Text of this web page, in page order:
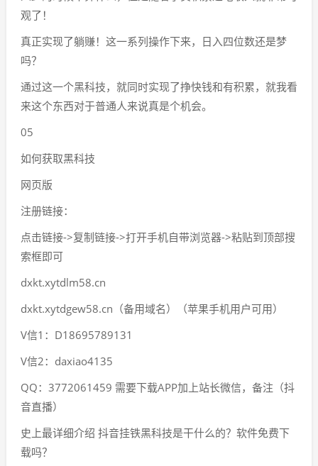
观了！
真正实现了躺赚！这一系列操作下来，日入四位数还是梦
吗？
通过这一个黑科技，就同时实现了挣快钱和有积累，就我看
来这个东西对于普通人来说真是个机会。
05
如何获取黑科技
网页版
注册链接：
点击链接->复制链接->打开手机自带浏览器->粘贴到顶部搜
索框即可
dxkt.xytdlm58.cn
dxkt.xytdgew58.cn（备用域名）（苹果手机用户可用）
V信1：D18695789131
V信2：daxiao4135
QQ：3772061459 需要下载APP加上站长微信，备注（抖
音直播）
史上最详细介绍 抖音挂铁黑科技是干什么的？软件免费下
载吗？